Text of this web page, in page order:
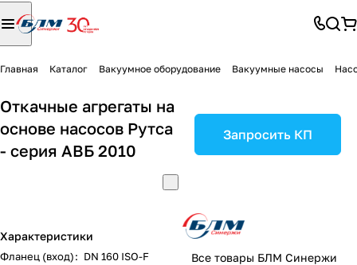
Главная Каталог Вакуумное оборудование Вакуумные насосы
Откачные агрегаты на
основе насосов Рутса
- серия АВБ 2010
Характеристики
Фланец (вход): DN 160 ISO-F
Запросить КП
Все товары БЛМ Синержи